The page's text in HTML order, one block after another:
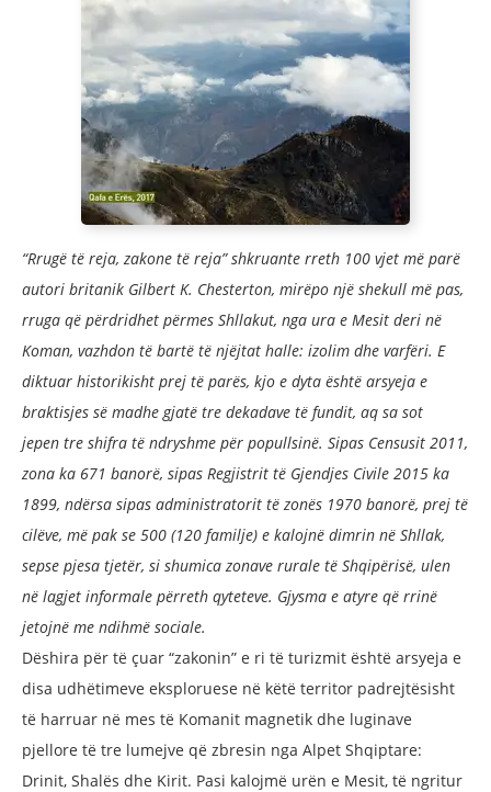
“Rrugë të reja, zakone të reja” shkruante rreth 100 vjet më parë
autori britanik Gilbert K. Chesterton, mirëpo një shekull më pas,
rruga që përdridhet përmes Shllakut, nga ura e Mesit deri në
Koman, vazhdon të bartë të njëjtat halle: izolim dhe varfëri. E
diktuar historikisht prej të parës, kjo e dyta është arsyeja e
braktisjes së madhe gjatë tre dekadave të fundit, aq sa sot
jepen tre shifra të ndryshme për popullsinë. Sipas Censusit 2011,
zona ka 671 banorë, sipas Regjistrit të Gjendjes Civile 2015 ka
1899, ndërsa sipas administratorit të zonës 1970 banorë, prej të
cilëve, më pak se 500 (120 familje) e kalojnë dimrin në Shllak,
sepse pjesa tjetër, si shumica zonave rurale të Shqipërisë, ulen
në lagjet informale përreth qyteteve. Gjysma e atyre që rrinë
jetojnë me ndihmë sociale.
Dëshira për të çuar “zakonin” e ri të turizmit është arsyeja e
disa udhëtimeve eksploruese në këtë territor padrejtësisht
të harruar në mes të Komanit magnetik dhe luginave
pjellore të tre lumejve që zbresin nga Alpet Shqiptare:
Drinit, Shalës dhe Kirit. Pasi kalojmë urën e Mesit, të ngritur